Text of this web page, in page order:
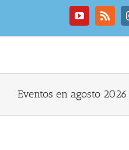
YouTubeRss
Eventos en agosto 2026